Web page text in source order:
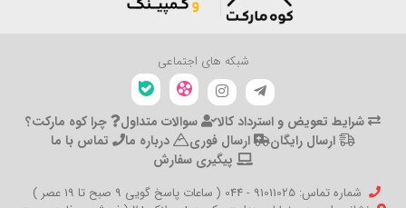
شبکه های اجتماعی
شرایط تعویض و استرداد کالا سوالات متداول
چرا کوه مارکت؟
ارسال رایگان
ارسال فوری درباره ما
تماس با ما
پیگیری سفارش
شماره تماس‌: 91011025 - 044 ( ساعات پاسخ گویی 9 صبح تا 19 عصر )